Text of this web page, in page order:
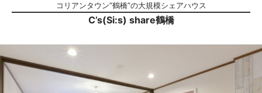
コリアンタウン”鶴橋”の大規模シェアハウス
C’s(Si:s) share鶴橋